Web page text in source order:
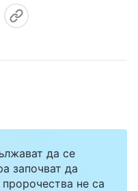
да се
започват да
не са